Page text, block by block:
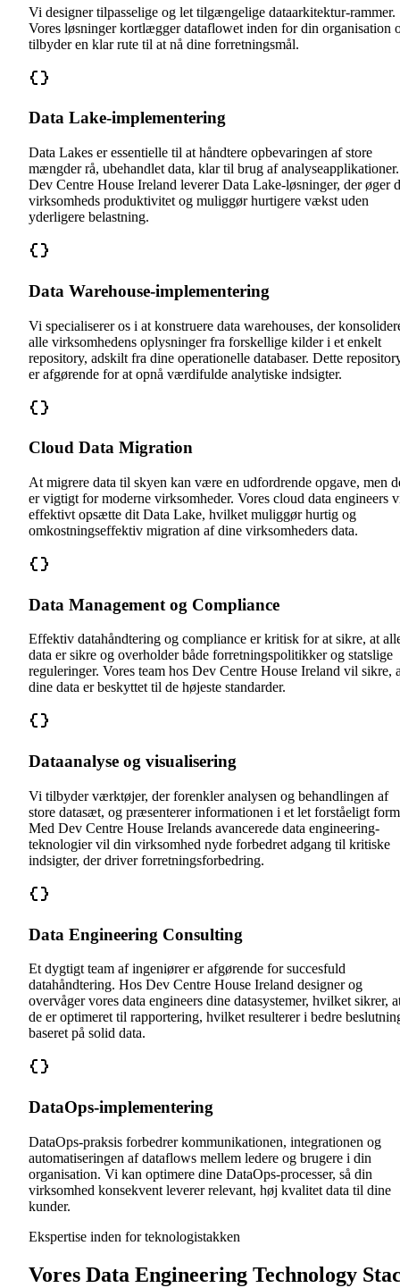
Vi designer tilpasselige og let tilgængelige dataarkitektur-rammer.
Vores løsninger kortlægger dataflowet inden for din organisation
tilbyder en klar rute til at nå dine forretningsmål.
Data Lake-implementering
Data Lakes er essentielle til at håndtere opbevaringen af store
mængder rå, ubehandlet data, klar til brug af analyseapplikationer.
Dev Centre House Ireland leverer Data Lake-løsninger, der øger
virksomheds produktivitet og muliggør hurtigere vækst uden
yderligere belastning.
Data Warehouse-implementering
Vi specialiserer os i at konstruere data warehouses, der
alle virksomhedens oplysninger fra forskellige kilder i et enkelt
repository, adskilt fra dine operationelle databaser. Dette
er afgørende for at opnå værdifulde analytiske indsigter.
Cloud Data Migration
At migrere data til skyen kan være en udfordrende opgave, men
er vigtigt for moderne virksomheder. Vores cloud data engineers
effektivt opsætte dit Data Lake, hvilket muliggør hurtig og
omkostningseffektiv migration af dine virksomheders data.
Data Management og Compliance
Effektiv datahåndtering og compliance er kritisk for at sikre, at
data er sikre og overholder både forretningspolitikker og statslige
reguleringer. Vores team hos Dev Centre House Ireland vil sikre,
dine data er beskyttet til de højeste standarder.
Dataanalyse og visualisering
Vi tilbyder værktøjer, der forenkler analysen og behandlingen af
store datasæt, og præsenterer informationen i et let forståeligt
Med Dev Centre House Irelands avancerede data engineering-
teknologier vil din virksomhed nyde forbedret adgang til kritiske
indsigter, der driver forretningsforbedring.
Data Engineering Consulting
Et dygtigt team af ingeniører er afgørende for succesfuld
datahåndtering. Hos Dev Centre House Ireland designer og
overvåger vores data engineers dine datasystemer, hvilket sikrer,
de er optimeret til rapportering, hvilket resulterer i bedre
baseret på solid data.
DataOps-implementering
DataOps-praksis forbedrer kommunikationen, integrationen og
automatiseringen af dataflows mellem ledere og brugere i din
organisation. Vi kan optimere dine DataOps-processer, så din
virksomhed konsekvent leverer relevant, høj kvalitet data til dine
kunder.
Ekspertise inden for teknologistakken
Vores Data Engineering Technology